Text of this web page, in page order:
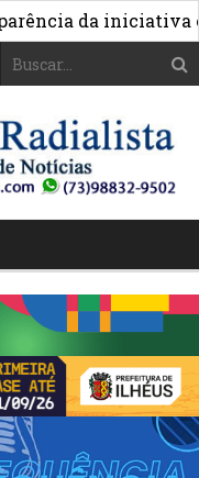
da iniciativa em